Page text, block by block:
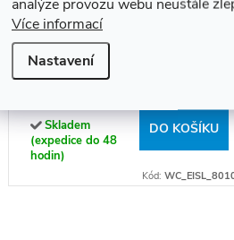
analýze provozu webu neustále
Více informací
Nastavení
WC prkénko MDF Soft Close
Anthrazit 80104
Skladem
(expedice do 48
hodin)
DO KOŠÍKU
Kód: